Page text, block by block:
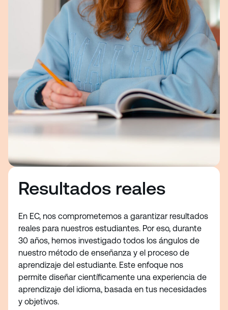
Resultados reales
En EC, nos comprometemos a garantizar resultados
reales para nuestros estudiantes. Por eso, durante
30 años, hemos investigado todos los ángulos de
nuestro método de enseñanza y el proceso de
aprendizaje del estudiante. Este enfoque nos
permite diseñar científicamente una experiencia de
aprendizaje del idioma, basada en tus necesidades
y objetivos.